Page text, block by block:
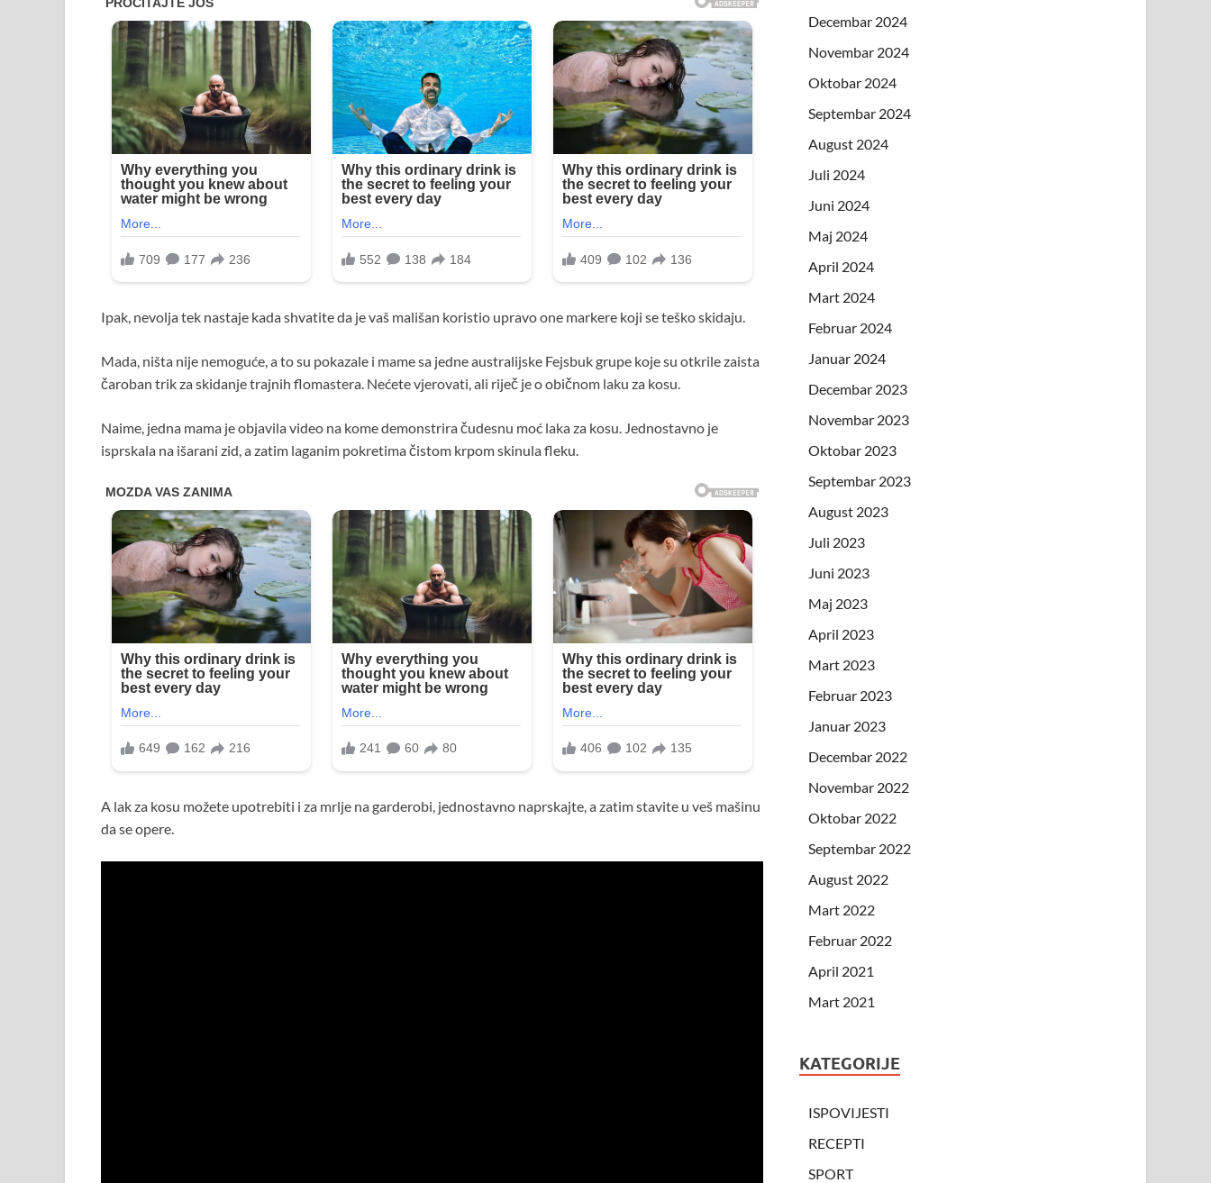
Ipak, nevolja tek nastaje kada shvatite da je vaš mališan koristio upravo one markere koji se teško skidaju.
Mada, ništa nije nemoguće, a to su pokazale i mame sa jedne australijske Fejsbuk grupe koje su otkrile zaista
čaroban trik za skidanje trajnih flomastera. Nećete vjerovati, ali riječ je o običnom laku za kosu.
Naime, jedna mama je objavila video na kome demonstrira čudesnu moć laka za kosu. Jednostavno je
isprskala na išarani zid, a zatim laganim pokretima čistom krpom skinula fleku.
A lak za kosu možete upotrebiti i za mrlje na garderobi, jednostavno naprskajte, a zatim stavite u veš mašinu
da se opere.
Decembar 2024
Novembar 2024
Oktobar 2024
Septembar 2024
August 2024
Juli 2024
Juni 2024
Maj 2024
April 2024
Mart 2024
Februar 2024
Januar 2024
Decembar 2023
Novembar 2023
Oktobar 2023
Septembar 2023
August 2023
Juli 2023
Juni 2023
Maj 2023
April 2023
Mart 2023
Februar 2023
Januar 2023
Decembar 2022
Novembar 2022
Oktobar 2022
Septembar 2022
August 2022
Mart 2022
Februar 2022
April 2021
Mart 2021
KATEGORIJE
ISPOVIJESTI
RECEPTI
SPORT